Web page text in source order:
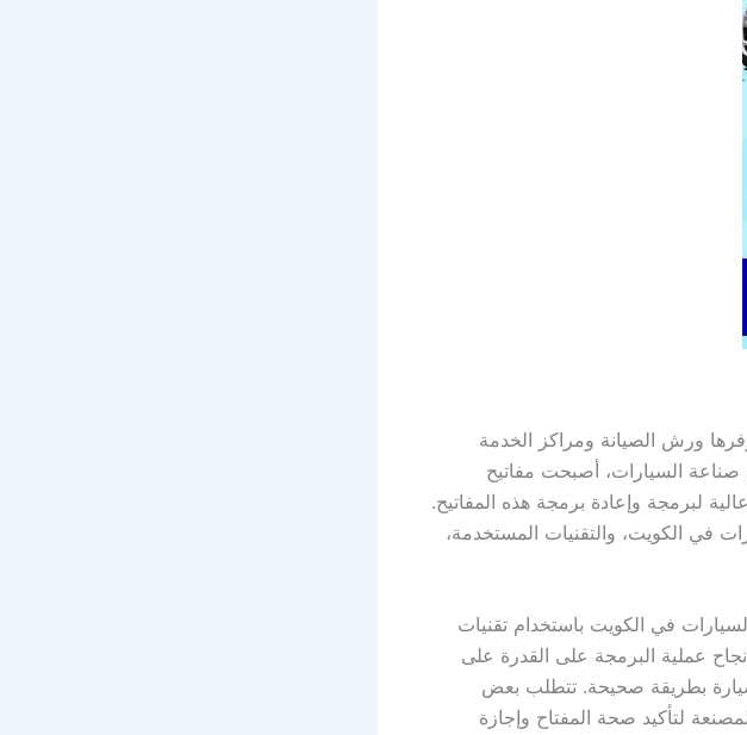
ورش الصيانة ومراكز الخدمة
السيارات، أصبحت مفاتيح
لبرمجة وإعادة برمجة هذه المفاتيح.
في الكويت، والتقنيات المستخدمة،
في الكويت باستخدام تقنيات
عملية البرمجة على القدرة على
بطريقة صحيحة. تتطلب بعض
لتأكيد صحة المفتاح وإجازة